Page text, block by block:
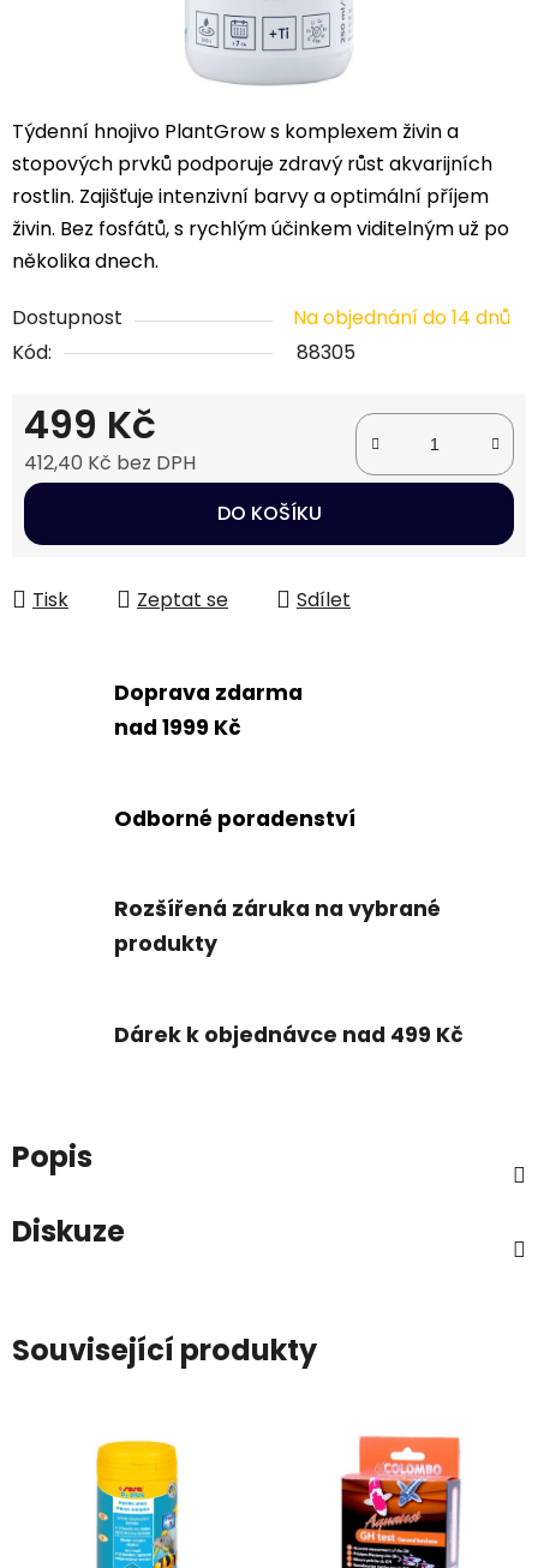
Týdenní hnojivo PlantGrow s komplexem živin a
stopových prvků podporuje zdravý růst akvarijních
rostlin. Zajišťuje intenzivní barvy a optimální příjem
živin. Bez fosfátů, s rychlým účinkem viditelným už po
několika dnech.
Dostupnost
Na objednání do 14 dnů
Kód:
88305
499 Kč
412,40 Kč bez DPH
Měrná cena:
DO KOŠÍKU
Tisk Zeptat se Sdílet
Doprava zdarma
nad 1999 Kč
Odborné poradenství
Rozšířená záruka na vybrané
produkty
Dárek k objednávce nad 499 Kč
Popis
Diskuze
Související produkty